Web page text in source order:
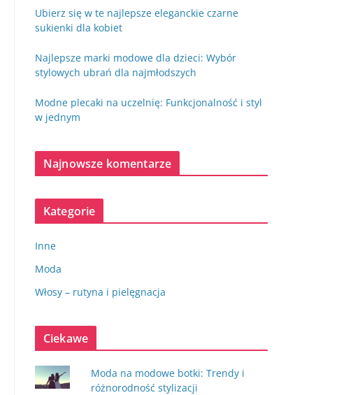
Ubierz się w te najlepsze eleganckie czarne
sukienki dla kobiet
Najlepsze marki modowe dla dzieci: Wybór
stylowych ubrań dla najmłodszych
Modne plecaki na uczelnię: Funkcjonalność i styl
w jednym
Najnowsze komentarze
Kategorie
Inne
Moda
Włosy – rutyna i pielęgnacja
Ciekawe
Moda na modowe botki: Trendy i
różnorodność stylizacji